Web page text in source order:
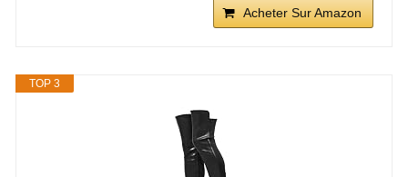
Acheter Sur Amazon
TOP 3